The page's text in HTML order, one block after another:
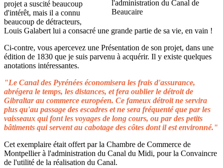
projet a suscité beaucoup
d'intérêt, mais il a connu
beaucoup de détracteurs,
Louis Galabert lui a consacré une grande partie de sa vie, en vain !
Ci-contre, vous apercevez une Présentation de son projet, dans une
édition de 1830 que je suis parvenu à acquérir. Il y existe quelques
anotations intéressantes.
"Le Canal des Pyrénées économisera les frais d'assurance,
abrégera le temps, les distances, et fera oublier le détroit de
Gibraltar au commerce européen. Ce fameux détroit ne servira
plus qu'au passage des escadres et ne sera fréquenté que par les
vaisseaux qui font les voyages de long cours, ou par des petits
bâtiments qui servent au cabotage des côtes dont il est environné."
Cet exemplaire était offert par la Chambre de Commerce de
Montpellier à l'administration du Canal du Midi, pour la Convaincre
de l'utilité de la réalisation du Canal.